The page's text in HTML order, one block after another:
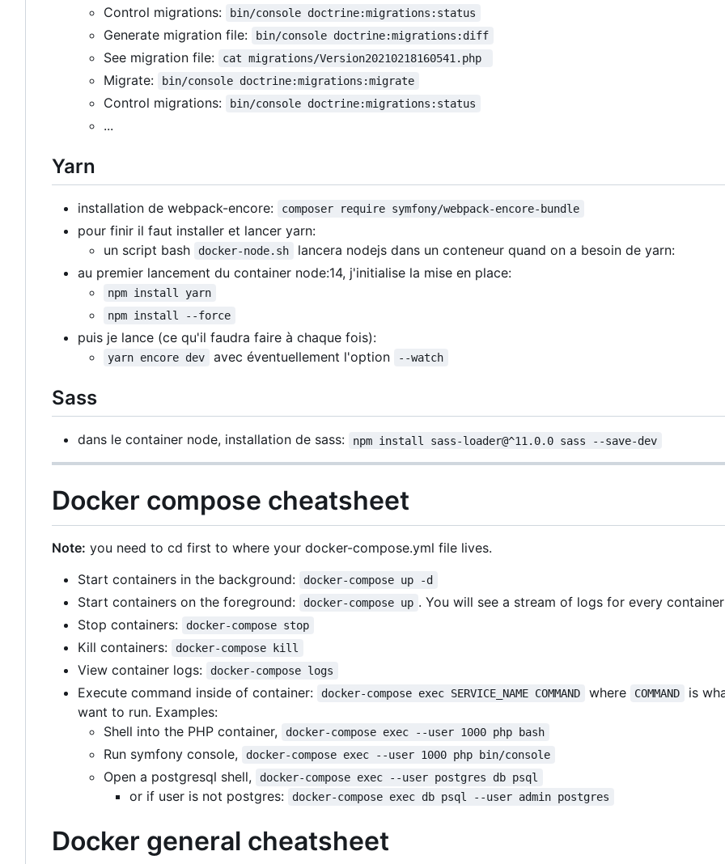
Control migrations: bin/console doctrine:migrations:status
Generate migration file: bin/console doctrine:migrations:diff
See migration file: cat migrations/Version20210218160541.php
Migrate: bin/console doctrine:migrations:migrate
Control migrations: bin/console doctrine:migrations:status
...
Yarn
installation de webpack-encore: composer require symfony/webpack-encore-bundle
pour finir il faut installer et lancer yarn:
un script bash
docker-node.sh
lancera nodejs dans un conteneur quand on a besoin de yarn:
au premier lancement du container node:14, j'initialise la mise en place:
npm install yarn
npm install --force
puis je lance (ce qu'il faudra faire à chaque fois):
yarn encore dev avec éventuellement l'option --watch
Sass
dans le container node, installation de sass: npm install sass-loader@^11.0.0 sass --save-dev
Docker compose cheatsheet
Note: you need to cd first to where your docker-compose.yml file lives.
Start containers in the background:
docker-compose up -d
Start containers on the foreground: docker-compose up . You will see a stream of logs for every
Stop containers:
docker-compose stop
Kill containers: docker-compose kill
View container logs: docker-compose logs
Execute command inside of container: docker-compose exec SERVICE_NAME COMMAND where COMMAND
is
want to run. Examples:
Shell into the PHP container,
docker-compose exec --user 1000 php bash
Run symfony console, docker-compose exec --user 1000 php bin/console
Open a postgresql shell, docker-compose exec --user postgres db psql
or if user is not postgres: docker-compose exec db psql --user admin postgres
Docker general cheatsheet